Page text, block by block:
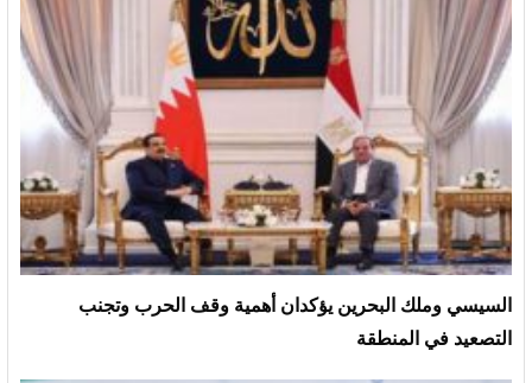
السيسي وملك البحرين يؤكدان أهمية وقف الحرب وتجنب
التصعيد في المنطقة